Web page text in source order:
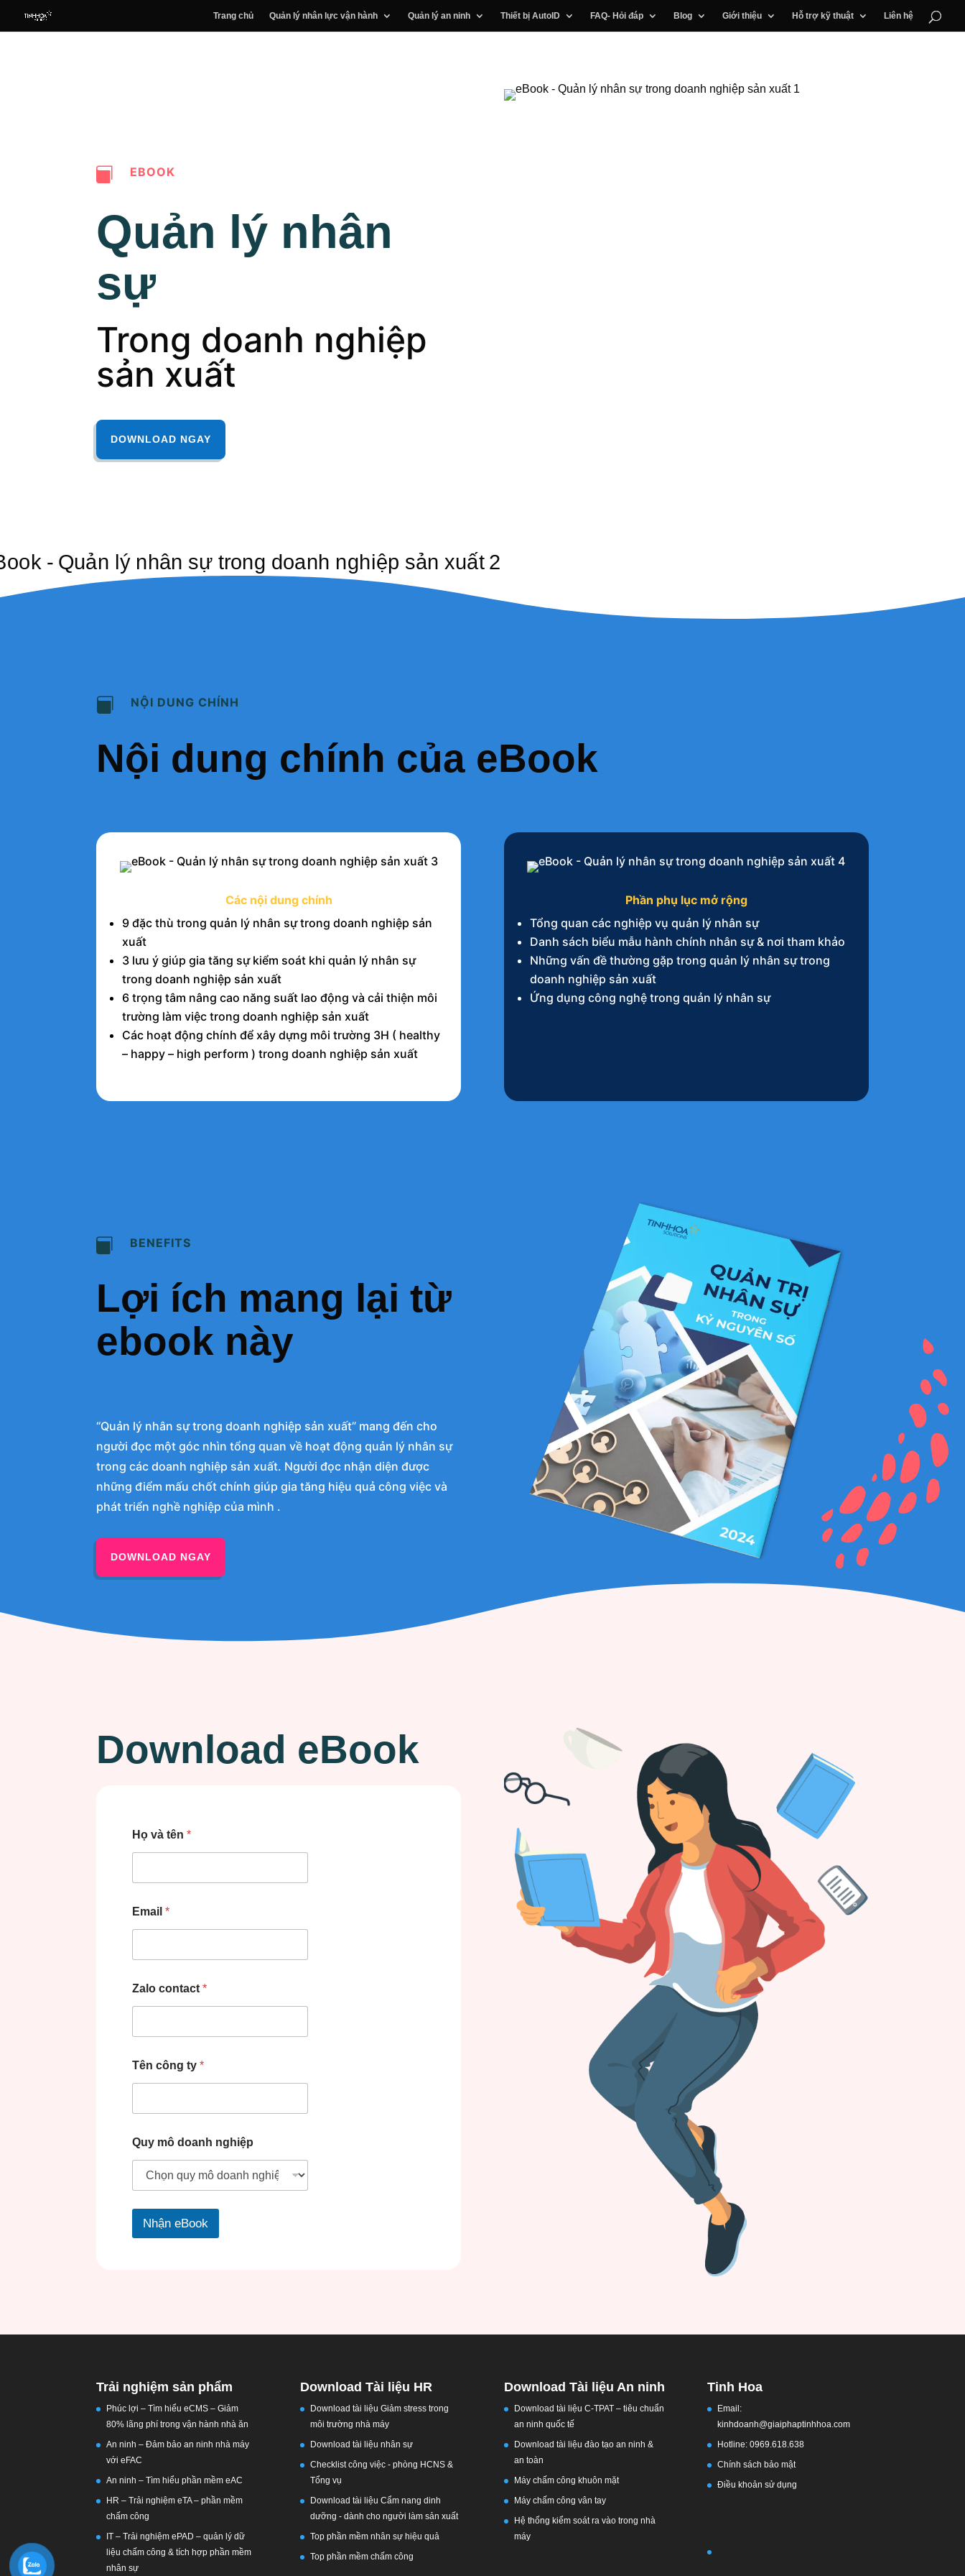
Trang chủ Quản lý nhân lực vận hành Quản lý an ninh Thiết bị AutoID FAQ- Hỏi đáp Blog Giới thiệu Hỗ trợ kỹ thuật Liên hệ
 EBOOK
Quản lý nhân
sự
Trong doanh nghiệp
sản xuất
DOWNLOAD NGAY
 NỘI DUNG CHÍNH
Nội dung chính của eBook
Các nội dung chính
9 đặc thù trong quản lý nhân sự trong doanh nghiệp sản
xuất
3 lưu ý giúp gia tăng sự kiểm soát khi quản lý nhân sự
trong doanh nghiệp sản xuất
6 trọng tâm nâng cao năng suất lao động và cải thiện môi
trường làm việc trong doanh nghiệp sản xuất
Các hoạt động chính để xây dựng môi trường 3H ( healthy
– happy – high perform ) trong doanh nghiệp sản xuất
Phần phụ lục mở rộng
Tổng quan các nghiệp vụ quản lý nhân sự
Danh sách biểu mẫu hành chính nhân sự & nơi tham khảo
Những vấn đề thường gặp trong quản lý nhân sự trong
doanh nghiệp sản xuất
Ứng dụng công nghệ trong quản lý nhân sự
 BENEFITS
Lợi ích mang lại từ
ebook này
“Quản lý nhân sự trong doanh nghiệp sản xuất” mang đến cho
người đọc một góc nhìn tổng quan về hoạt động quản lý nhân sự
trong các doanh nghiệp sản xuất. Người đọc nhận diện được
những điểm mấu chốt chính giúp gia tăng hiệu quả công việc và
phát triển nghề nghiệp của mình .
DOWNLOAD NGAY
Download eBook
Họ và tên*
Email*
Zalo contact*
Tên công ty*
Quy mô doanh nghiệp
Nhận eBook
Trải nghiệm sản phẩm
Phúc lợi – Tìm hiểu eCMS – Giảm
80% lãng phí trong vận hành nhà ăn
An ninh – Đảm bảo an ninh nhà máy
với eFAC
An ninh – Tìm hiểu phần mềm eAC
HR – Trải nghiệm eTA – phần mềm
chấm công
IT – Trải nghiệm ePAD – quản lý dữ
liệu chấm công & tích hợp phần mềm
nhân sự
Download Tài liệu HR
Download tài liệu Giảm stress trong
môi trường nhà máy
Download tài liệu nhân sự
Checklist công việc - phòng HCNS &
Tổng vụ
Download tài liệu Cẩm nang dinh
dưỡng - dành cho người làm sản xuất
Top phần mềm nhân sự hiệu quả
Top phần mềm chấm công
Download Tài liệu An ninh
Download tài liệu C-TPAT – tiêu chuẩn
an ninh quốc tế
Download tài liệu đào tạo an ninh &
an toàn
Máy chấm công khuôn mặt
Máy chấm công vân tay
Hệ thống kiểm soát ra vào trong nhà
máy
Tinh Hoa
Email:
kinhdoanh@giaiphaptinhhoa.com
Hotline: 0969.618.638
Chính sách bảo mật
Điều khoản sử dụng